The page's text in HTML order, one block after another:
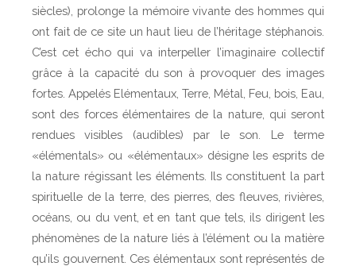
siècles), prolonge la mémoire vivante des hommes qui
ont fait de ce site un haut lieu de l’héritage stéphanois.
C’est cet écho qui va interpeller l’imaginaire collectif
grâce à la capacité du son à provoquer des images
fortes. Appelés Elémentaux, Terre, Métal, Feu, bois, Eau,
sont des forces élémentaires de la nature, qui seront
rendues visibles (audibles) par le son. Le terme
«élémentals» ou «élémentaux» désigne les esprits de
la nature régissant les éléments. Ils constituent la part
spirituelle de la terre, des pierres, des fleuves, rivières,
océans, ou du vent, et en tant que tels, ils dirigent les
phénomènes de la nature liés à l’élément ou la matière
qu’ils gouvernent. Ces élémentaux sont représentés de